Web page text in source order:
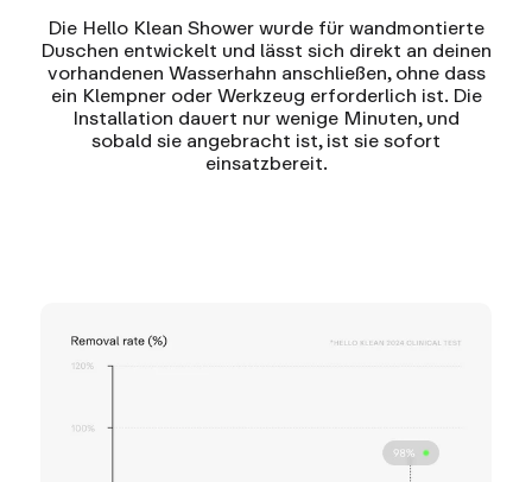
Die Hello Klean Shower wurde für wandmontierte
Duschen entwickelt und lässt sich direkt an deinen
vorhandenen Wasserhahn anschließen, ohne dass
ein Klempner oder Werkzeug erforderlich ist. Die
Installation dauert nur wenige Minuten, und
sobald sie angebracht ist, ist sie sofort
einsatzbereit.